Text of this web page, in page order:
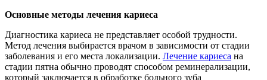
Основные методы лечения кариеса
Диагностика кариеса не представляет особой трудности.
Метод лечения выбирается врачом в зависимости от стадии
заболевания и его места локализации. Лечение кариеса на
стадии пятна обычно проводят способом реминерализации,
который заключается в обработке больного зуба